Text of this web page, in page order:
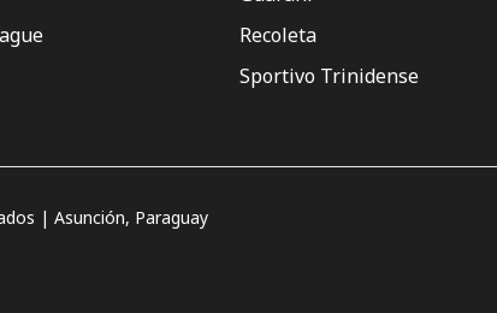
Recoleta
Sportivo Trinidense
| Asunción, Paraguay